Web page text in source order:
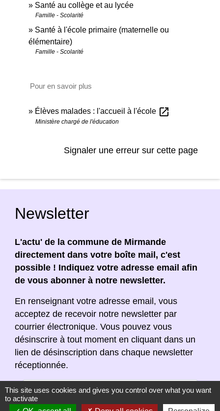
Santé au collège et au lycée
Famille - Scolarité
Santé à l'école primaire (maternelle ou
élémentaire)
Famille - Scolarité
Pour en savoir plus
Élèves malades : l'accueil à l'école open_in_new
Ministère chargé de l'éducation
Signaler une erreur sur cette page
Newsletter
L'actu' de la commune de Mirmande
directement dans votre boîte mail, c'est
possible ! Indiquez votre adresse email afin
de vous abonner à notre newsletter.
En renseignant votre adresse email, vous
acceptez de recevoir notre newsletter par
courrier électronique. Vous pouvez vous
désinscrire à tout moment en cliquant dans un
lien de désinscription dans chaque newsletter
réceptionnée.
This site uses cookies and gives you control over what you want
to activate